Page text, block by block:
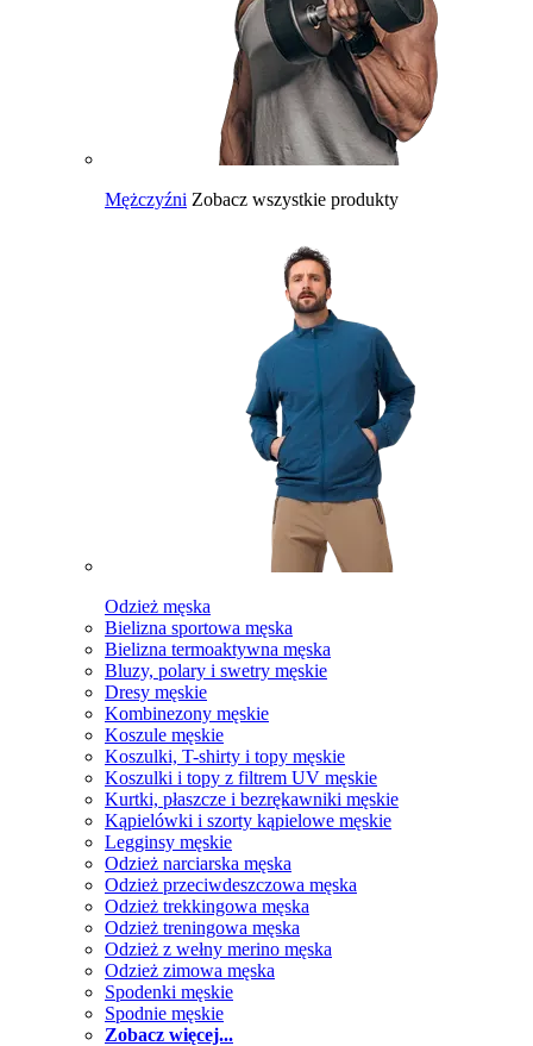
Mężczyźni Zobacz wszystkie produkty
Odzież męska
Bielizna sportowa męska
Bielizna termoaktywna męska
Bluzy, polary i swetry męskie
Dresy męskie
Kombinezony męskie
Koszule męskie
Koszulki, T-shirty i topy męskie
Koszulki i topy z filtrem UV męskie
Kurtki, płaszcze i bezrękawniki męskie
Kąpielówki i szorty kąpielowe męskie
Legginsy męskie
Odzież narciarska męska
Odzież przeciwdeszczowa męska
Odzież trekkingowa męska
Odzież treningowa męska
Odzież z wełny merino męska
Odzież zimowa męska
Spodenki męskie
Spodnie męskie
Zobacz więcej...